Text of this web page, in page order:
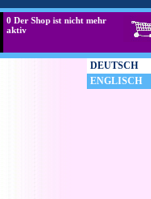
0 Der Shop ist nicht mehr
aktiv
DEUTSCH
ENGLISCH